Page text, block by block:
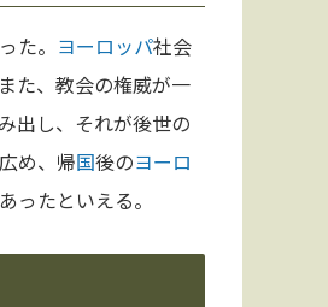
た。 ヨーロッパ社会
た、教会の権威が一
出し、それが後世の
め、帰国後のヨーロ
ったといえる。